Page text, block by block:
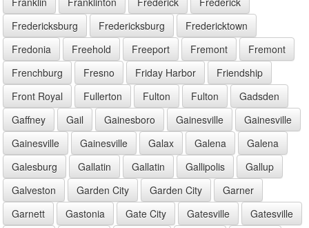
Fredericksburg
Fredericksburg
Fredericktown
Fredonia
Freehold Freeport Fremont
Fremont
Frenchburg
Fresno Friday Harbor
Friendship
Front Royal
Fullerton Fulton Fulton
Gadsden
Gaffney
Gail Gainesboro Gainesville
Gainesville
Gainesville
Gainesville Galax Galena
Galena
Galesburg
Gallatin Gallatin Gallipolis
Gallup
Galveston
Garden City Garden City
Garner
Garnett
Gastonia Gate City Gatesville
Gatesville